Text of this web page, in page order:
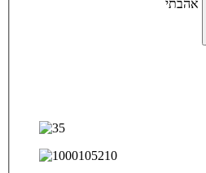
אהבתי